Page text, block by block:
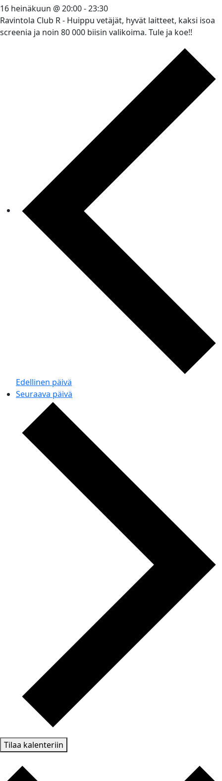
16 heinäkuun @ 20:00-23:30
Ravintola Club R - Huippu vetäjät, hyvät laitteet, kaksi isoa
screenia ja noin 80 000 biisin valikoima. Tule ja koe!!
Edellinen päivä
Seuraava päivä
Tilaa kalenteriin